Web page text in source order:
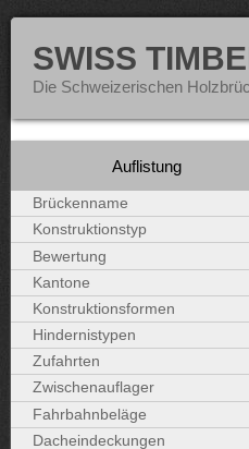
SWISS
Die Schweizerischen
Auflistung
Brückenname
Konstruktionstyp
Bewertung
Kantone
Konstruktionsformen
Hindernistypen
Zufahrten
Zwischenauflager
Fahrbahnbeläge
Dacheindeckungen